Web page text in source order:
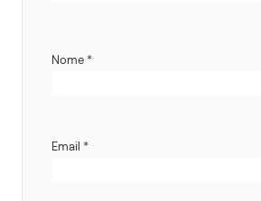
Nome *
Email *